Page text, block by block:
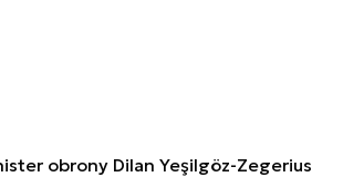
obrony Dilan Yeşilgöz-Zegerius